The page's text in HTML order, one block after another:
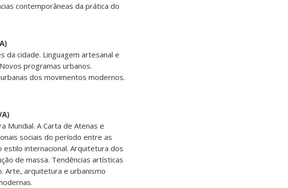
contemporâneas da prática do
da cidade. Linguagem artesanal e
programas urbanos.
dos movimentos modernos.
A)
Mundial. A Carta de Atenas e
sociais do período entre as
estilo internacional. Arquitetura dos
de massa. Tendências artísticas
Arte, arquitetura e urbanismo